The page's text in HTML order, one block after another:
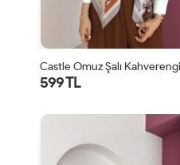
STD
Castle Omuz Şalı Kahverengi
599 TL